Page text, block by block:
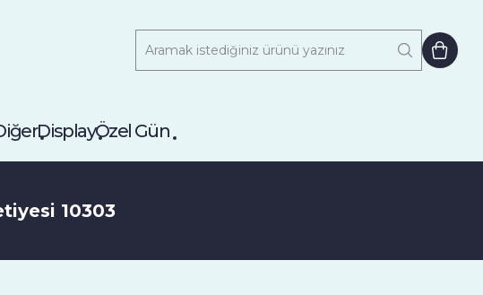
DisplayÖzel Gün
10303